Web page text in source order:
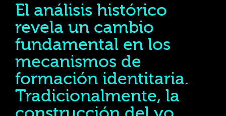
El análisis histórico
revela un cambio
fundamental en los
mecanismos de
formación identitaria.
Tradicionalmente, la